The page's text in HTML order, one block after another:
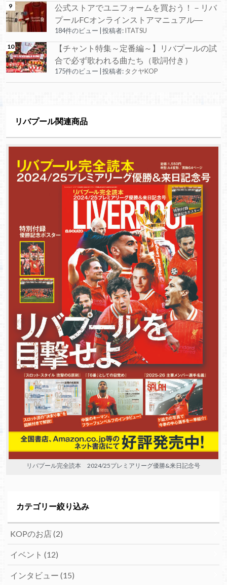
公式ストアでユニフォームを買おう！－リバ
プールFCオンラインストアマニュアル―
184件のビュー 投稿者:ITATSU
【チャント特集～定番編～】リバプールの試
合で必ず歌われる曲たち（歌詞付き）
175件のビュー 投稿者: タクヤKOP
リバプール関連商品
リバプール完全読本 2024/25プレミアリーグ優勝&来日記念号
カテゴリー絞り込み
KOPのお店(2)
イベント (12)
インタビュー (15)